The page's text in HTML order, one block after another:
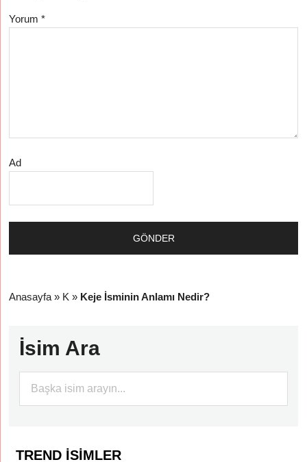
Yorum*
Ad
Anasayfa » K » Keje İsminin Anlamı Nedir?
İsim Ara
TREND İSIMLER